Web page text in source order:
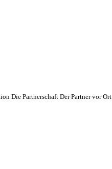
Die Partnerschaft Der Partner vor Ort